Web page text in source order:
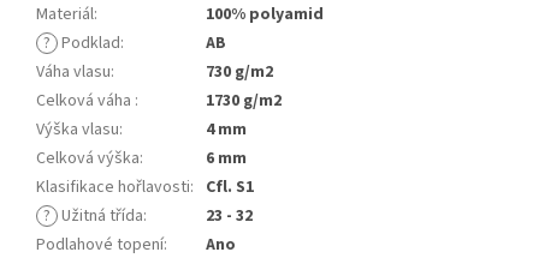
Materiál:
100% polyamid
? Podklad:
AB
Váha vlasu:
730 g/m2
Celková váha :
1730 g/m2
Výška vlasu:
4 mm
Celková výška:
6 mm
Klasifikace hořlavosti: Cfl. S1
? Užitná třída:
23 - 32
Podlahové topení:
Ano